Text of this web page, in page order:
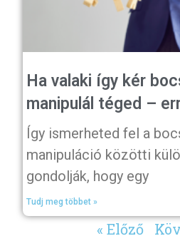
Ha valaki így kér
manipulál téged –
Így ismerheted fel a
manipuláció közötti
gondolják, hogy egy
Tudj meg többet »
« Előző